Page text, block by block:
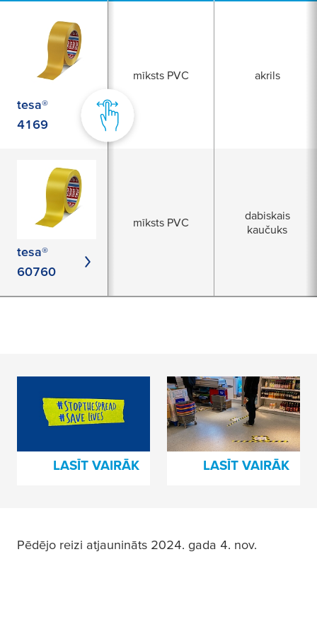
tesa®
4169
mīksts PVC akrils
tesa®
60760
mīksts PVC
dabiskais
kaučuks
Paliec drošs
sortiments
LASĪT VAIRĀK
Sociālās
distancēšanās
līmlentes
LASĪT VAIRĀK
Pēdējo reizi atjaunināts 2024. gada 4. nov.